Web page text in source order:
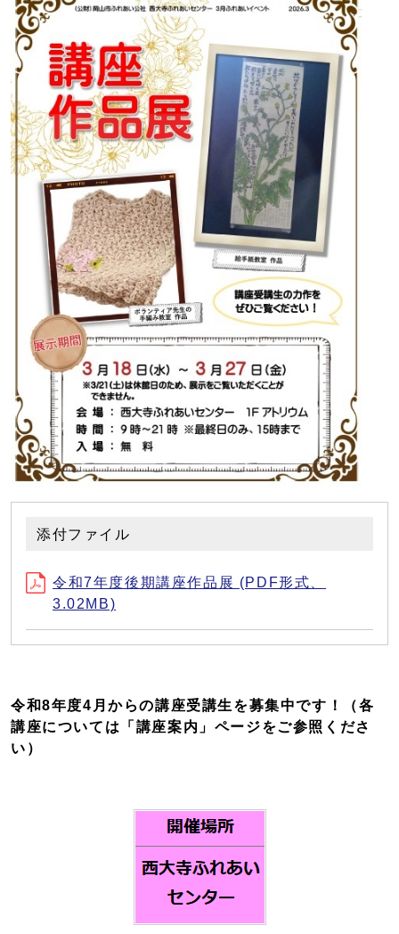
添付ファイル
令和7年度後期講座作品展 (PDF形式、
3.02MB)
令和8年度4月からの講座受講生を募集中です！
（各
講座については「講座案内」ページをご参照くださ
い）